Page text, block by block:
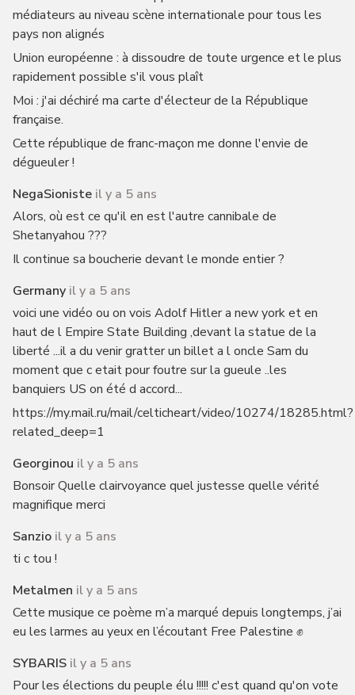
médiateurs au niveau scène internationale pour tous les
pays non alignés
Union européenne : à dissoudre de toute urgence et le plus
rapidement possible s'il vous plaît
Moi : j'ai déchiré ma carte d'électeur de la République
française.
Cette république de franc-maçon me donne l'envie de
dégueuler !
NegaSioniste il y a 5 ans
Alors, où est ce qu'il en est l'autre cannibale de
Shetanyahou ???
Il continue sa boucherie devant le monde entier ?
Germany il y a 5 ans
voici une vidéo ou on vois Adolf Hitler a new york et en
haut de l Empire State Building ,devant la statue de la
liberté ...il a du venir gratter un billet a l oncle Sam du
moment que c etait pour foutre sur la gueule ..les
banquiers US on été d accord...
https://my.mail.ru/mail/celticheart/video/10274/18285.html?
related_deep=1
Georginou il y a 5 ans
Bonsoir Quelle clairvoyance quel justesse quelle vérité
magnifique merci
Sanzio il y a 5 ans
ti c tou !
Metalmen il y a 5 ans
Cette musique ce poème m’a marqué depuis longtemps, j’ai
eu les larmes au yeux en l’écoutant Free Palestine ✊
SYBARIS il y a 5 ans
Pour les élections du peuple élu !!!!! c'est quand qu'on vote